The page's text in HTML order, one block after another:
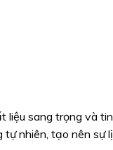
liệu sang trọng và
nhiên, tạo nên sự